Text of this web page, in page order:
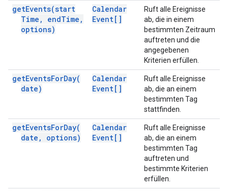
getEvents(start
Time , endTime ,
options)
Calendar
Event[]
Ruft alle Ereignisse
ab, die in einem
bestimmten Zeitraum
auftreten und die
angegebenen
Kriterien erfüllen.
getEventsForDay(
date)
Calendar
Event[]
Ruft alle Ereignisse
ab, die an einem
bestimmten Tag
stattfinden.
getEventsForDay(
date , options)
Calendar
Event[]
Ruft alle Ereignisse
ab, die an einem
bestimmten Tag
auftreten und
bestimmte Kriterien
erfüllen.